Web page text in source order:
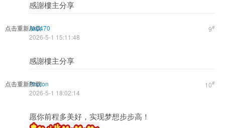
感謝樓主分享
点击重新加载 9#
Ak0470
2026-5-1 15:11:48
感謝樓主分享
点击重新加载 10#
Photon
2026-5-1 18:02:14
愿你前程多美好，实现梦想步步高！